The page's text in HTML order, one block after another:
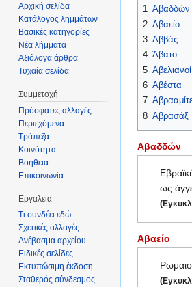
1 Αβαδδών
2 Αβαείο
3 Αββάς
4 Άβατο
5 Αβελιανοί
6 Αβέστα
7
8 Αβρασάξ
Αβαδδών
ως
Αβαείο
Αρχική σελίδα
Κατάλογος λημμάτων
Βασικές κατηγορίες
Νέα λήμματα
Αξιόλογα άρθρα
Τυχαία σελίδα
Συμμετοχή
Πρόσφατες αλλαγές
Περιεχόμενα
Τράπεζα
Κοινότητα
Βοήθεια
Επικοινωνία
Εργαλεία
Τι συνδέει εδώ
Σχετικές αλλαγές
Ανέβασμα αρχείου
Ειδικές σελίδες
Εκτυπώσιμη έκδοση
Σταθερός σύνδεσμος